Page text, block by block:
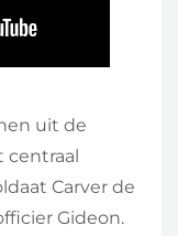
uit de
centraal
Carver de
Gideon.